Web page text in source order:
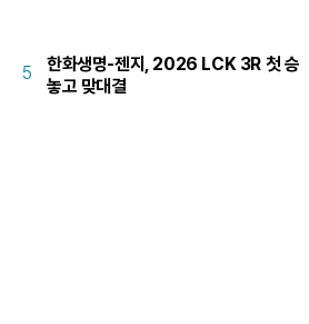
5
한화생명-젠지, 2026 LCK 3R 첫 승
놓고 맞대결